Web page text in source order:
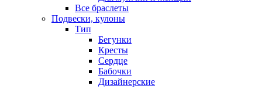
Все браслеты
Подвески, кулоны
Тип
Бегунки
Кресты
Сердце
Бабочки
Дизайнерские